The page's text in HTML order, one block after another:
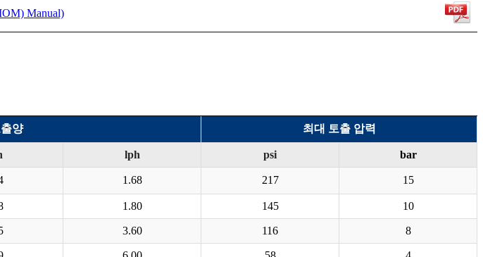
Manual)
양 최대 토출 압력
lph psi bar
1.68 217 15
1.80 145 10
3.60 116 8